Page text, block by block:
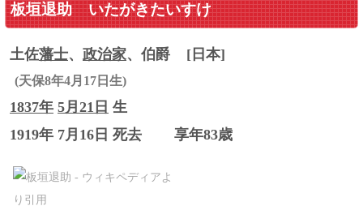
板垣退助 いたがきたいすけ
土佐藩士、 政治家、伯爵 [日本]
(天保8年4月17日生)
1837年 5月21日 生
1919年 7月16日 死去
享年83歳